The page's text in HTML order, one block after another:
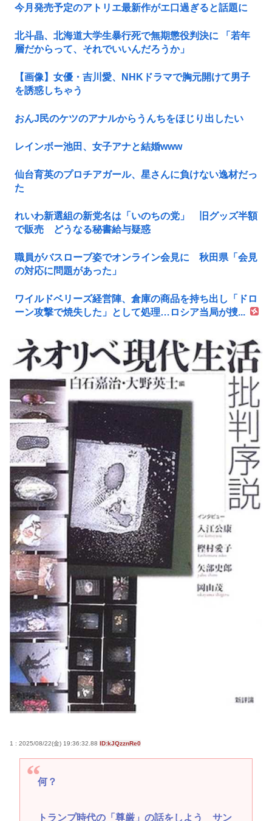
今月発売予定のアトリエ最新作がエ口過ぎると話題に
北斗晶、北海道大学生暴行死で無期懲役判決に 「若年
層だからって、それでいいんだろうか」
【画像】女優・吉川愛、NHKドラマで胸元開けて男子
を誘惑しちゃう
おんJ民のケツのアナルからうんちをほじり出したい
レインボー池田、女子アナと結婚www
仙台育英のプロチアガール、星さんに負けない逸材だっ
た
れいわ新選組の新党名は「いのちの党」 旧グッズ半額
で販売 どうなる秘書給与疑惑
職員がバスローブ姿でオンライン会見に 秋田県「会見
の対応に問題があった」
ワイルドベリーズ経営陣、倉庫の商品を持ち出し「ドロ
ーン攻撃で焼失した」として処理…ロシア当局が捜...
1 : 2025/08/22(金) 19:36:32.88 ID:kJQzznRe0
何？
トランプ時代の「尊厳」の話をしよう サン